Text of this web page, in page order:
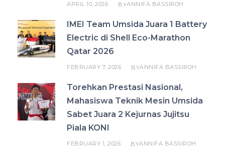
APRIL 10, 2026 BYANNIFA BASSIROH
IMEI Team Umsida Juara 1 Battery
Electric di Shell Eco-Marathon
Qatar 2026
FEBRUARY 7, 2026 BYANNIFA BASSIROH
Torehkan Prestasi Nasional,
Mahasiswa Teknik Mesin Umsida
Sabet Juara 2 Kejurnas Jujitsu
Piala KONI
FEBRUARY 1, 2026 BYANNIFA BASSIROH